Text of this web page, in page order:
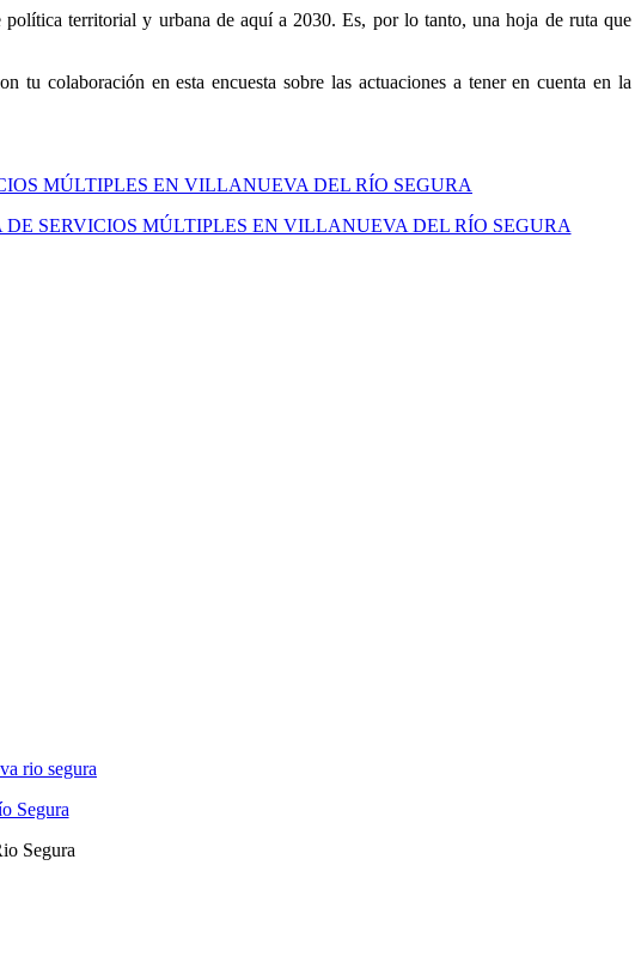
territorial y urbana de aquí a 2030. Es, por lo tanto, una hoja de ruta que
colaboración en esta encuesta sobre las actuaciones a tener en cuenta en la
MÚLTIPLES EN VILLANUEVA DEL RÍO SEGURA
SERVICIOS MÚLTIPLES EN VILLANUEVA DEL RÍO SEGURA